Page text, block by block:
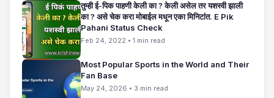
तुम्ही ई-पिक पाहणी केली का ? केली असेल तर यशस्वी झाली
का ? असे चेक करा मोबाईल मधून एका मिनिटांत. E Pik
Pahani Status Check
Feb 24, 2022 • 1 min read
Most Popular Sports in the World and Their
Fan Base
May 24, 2026 • 3 min read